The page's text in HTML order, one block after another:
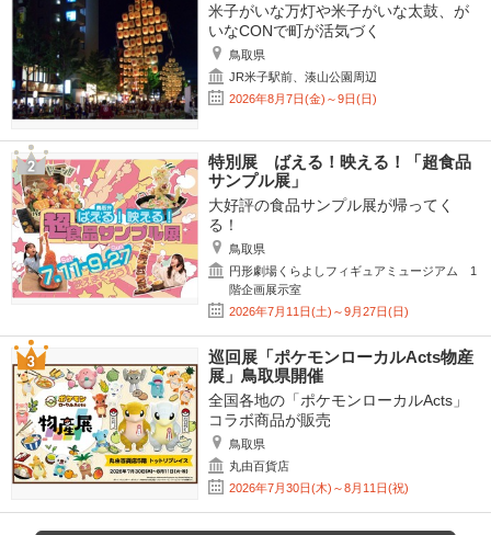
米子がいな万灯や米子がいな太鼓、が
いなCONで町が活気づく
鳥取県
JR米子駅前、湊山公園周辺
2026年8月7日(金)～9日(日)
特別展 ばえる！映える！「超食品
サンプル展」
大好評の食品サンプル展が帰ってく
る！
鳥取県
円形劇場くらよしフィギュアミュージアム 1
階企画展示室
2026年7月11日(土)～9月27日(日)
巡回展「ポケモンローカルActs物産
展」鳥取県開催
全国各地の「ポケモンローカルActs」
コラボ商品が販売
鳥取県
丸由百貨店
2026年7月30日(木)～8月11日(祝)